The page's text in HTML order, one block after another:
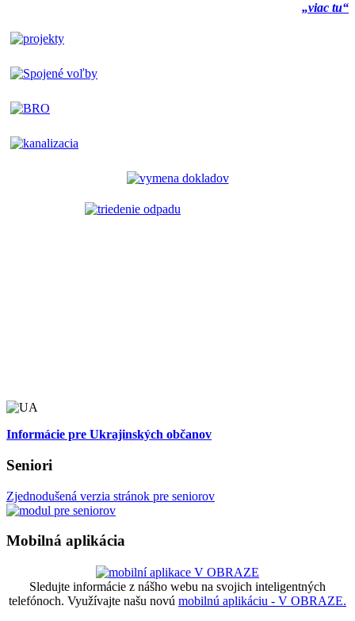
„viac tu“
Informácie pre Ukrajinských občanov
Seniori
Zjednodušená verzia stránok pre seniorov
Mobilná aplikácia
Sledujte informácie z nášho webu na svojich inteligentných
telefónoch. Využívajte našu novú mobilnú aplikáciu - V OBRAZE.